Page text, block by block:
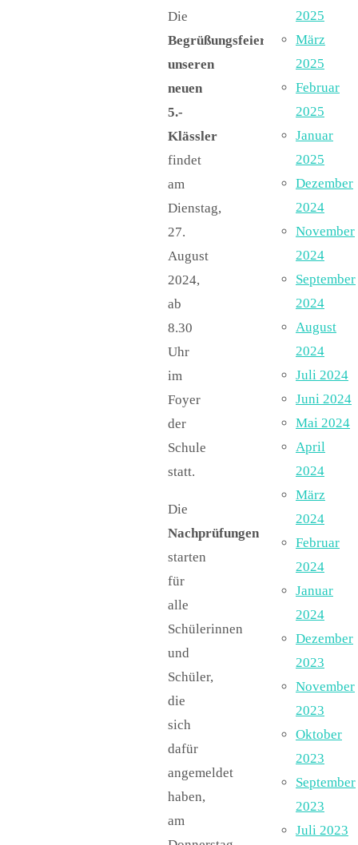
Die
Begrüßungsfeier
unseren
neuen
5.-
Klässler
findet
am
Dienstag,
27.
August
2024,
ab
8.30
Uhr
im
Foyer
der
Schule
statt.
Die
Nachprüfungen
starten
für
alle
Schülerinnen
und
Schüler,
die
sich
dafür
angemeldet
haben,
am
2025
März
2025
Februar
2025
Januar
2025
Dezember
2024
November
2024
September
2024
August
2024
Juli 2024
Juni 2024
Mai 2024
April
2024
März
2024
Februar
2024
Januar
2024
Dezember
2023
November
2023
Oktober
2023
September
2023
Juli 2023